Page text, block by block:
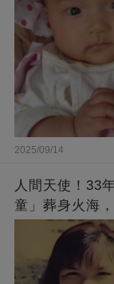
2025/09/14
人間天使！33
童」葬身火海
崩：真正的英